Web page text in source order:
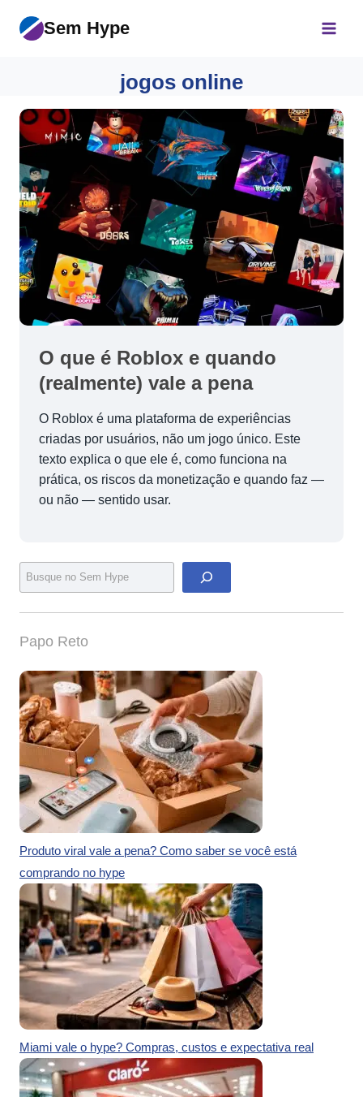
para
Sem Hype
jogos online
O que é Roblox e quando
(realmente) vale a pena
O Roblox é uma plataforma de experiências
criadas por usuários, não um jogo único. Este
texto explica o que ele é, como funciona na
prática, os riscos da monetização e quando faz —
ou não — sentido usar.
Pesquisar
Papo Reto
Produto viral vale a pena? Como saber se você está
comprando no hype
Miami vale o hype? Compras, custos e expectativa real